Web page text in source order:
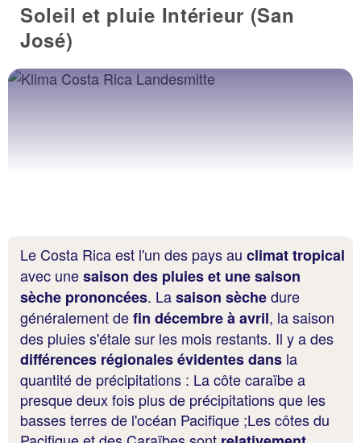
Soleil et pluie Intérieur (San
José)
Le Costa Rica est l'un des pays au climat tropical
avec unesaison des pluies et une saison
sèche prononcées. Lasaison sèchedure
généralement defin décembre à avril, la saison
des pluies s'étale sur les mois restants. Il y a des
différences régionales évidentes dans la
quantité de précipitations : La côte caraïbe a
presque deux fois plus de précipitations que les
basses terres de l'océan Pacifique ;Les côtes du